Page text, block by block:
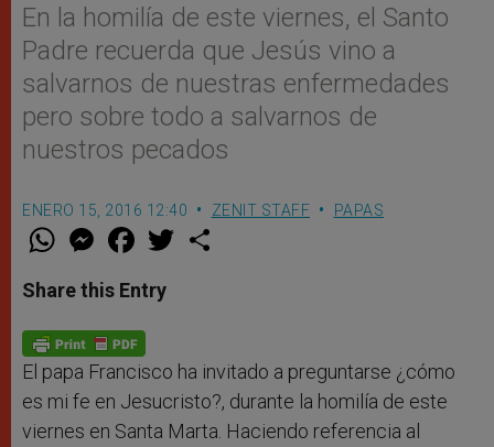
En la homilía de este viernes, el Santo
Padre recuerda que Jesús vino a
salvarnos de nuestras enfermedades
pero sobre todo a salvarnos de
nuestros pecados
ENERO 15, 2016 12:40 ZENIT STAFF PAPAS
W
t
s
p
p
M
e
s
e
g
e
r
F
a
e
b
o
k
w
Share this Entry
El papa Francisco ha invitado a preguntarse ¿cómo
es mi fe en Jesucristo?, durante la homilía de este
viernes en Santa Marta. Haciendo referencia al